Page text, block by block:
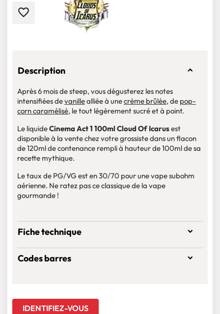
favorite_border
Description
Après 6 mois de steep, vous dégusterez les notes
intensifiées devanillealliée à unecrème brûlée, de pop-
corn caramélisé, le tout légèrement sucré et à point.
Le liquideCinema Act 1 100ml Cloud Of Icarusest
disponible à la vente chez votre grossiste dans un flacon
de 120ml de contenance rempli à hauteur de 100ml de sa
recette mythique.
Le taux de PG/VG est en 30/70 pour une vape subohm
aérienne. Ne ratez pas ce classique de la vape
gourmande !
Fiche technique
Codes barres
IDENTIFIEZ-VOUS